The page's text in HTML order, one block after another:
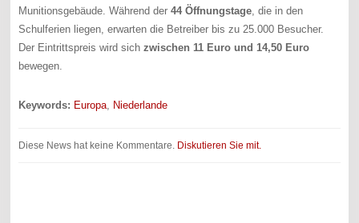
Munitionsgebäude. Während der44 Öffnungstage, die in den
Schulferien liegen, erwarten die Betreiber bis zu 25.000 Besucher.
Der Eintrittspreis wird sichzwischen 11 Euro und 14,50 Euro
bewegen.
Keywords: Europa, Niederlande
Diese News hat keine Kommentare. Diskutieren Sie mit.